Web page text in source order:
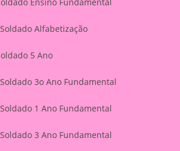
Alfabetização
5 Ano
3o Ano Fundamental
1 Ano Fundamental
3 Ano Fundamental